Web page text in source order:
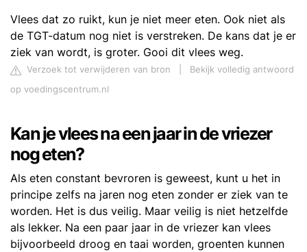
Vlees dat zo ruikt, kun je niet meer eten. Ook niet als
de TGT-datum nog niet is verstreken. De kans dat je er
ziek van wordt, is groter. Gooi dit vlees weg.
Verzoek tot verwijderen van bron
Bekijk volledig antwoord
op voedingscentrum.nl
Kan je vlees na een jaar in de vriezer
nog eten?
Als eten constant bevroren is geweest, kunt u het in
principe zelfs na jaren nog eten zonder er ziek van te
worden. Het is dus veilig. Maar veilig is niet hetzelfde
als lekker. Na een paar jaar in de vriezer kan vlees
bijvoorbeeld droog en taai worden, groenten kunnen